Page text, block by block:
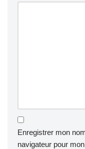
Enregistrer mon
navigateur pour